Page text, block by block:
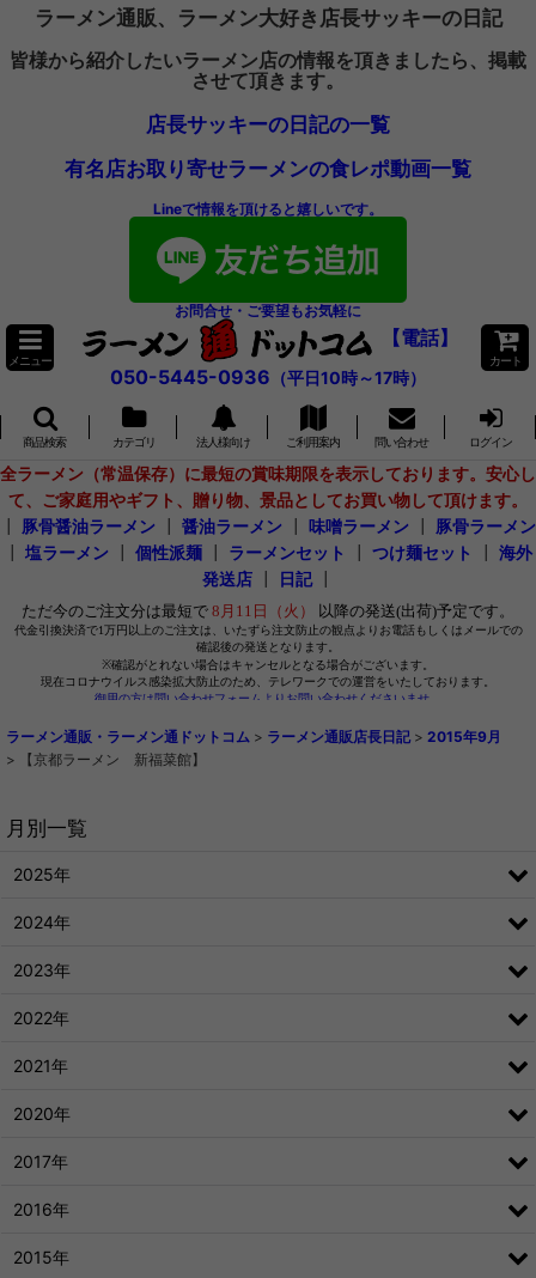
ラーメン通販、ラーメン大好き店長サッキーの日記
皆様から紹介したいラーメン店の情報を頂きましたら、掲載
させて頂きます。
店長サッキーの日記の一覧
有名店お取り寄せラーメンの食レポ動画一覧
Lineで情報を頂けると嬉しいです。
お問合せ・ご要望もお気軽に
メニュー
【電話】
050-5445-0936 （平日10時～17時）
カート
商品検索 カテゴリ 法人様向け ご利用案内 問い合わせ ログイン
全ラーメン（常温保存）に最短の賞味期限を表示しております。安心し
て、ご家庭用やギフト、贈り物、景品としてお買い物して頂けます。
豚骨醤油ラーメン 醤油ラーメン 味噌ラーメン
豚骨ラーメン
塩ラーメン 個性派麺 ラーメンセット つけ麺セット
海外
発送店
日記┃
ラーメン通販・ラーメン通ドットコム > ラーメン通販店長日記 > 2015年9月
>
【京都ラーメン 新福菜館】
月別一覧
2025年
2024年
2023年
2022年
2021年
2020年
2017年
2016年
2015年